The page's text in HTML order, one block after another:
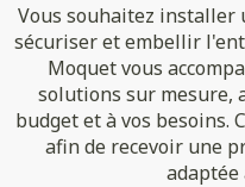
Vous souhaitez
sécuriser et embellir
Moquet vous
solutions sur mesure,
budget et à vos besoins.
afin de recevoir une
adaptée